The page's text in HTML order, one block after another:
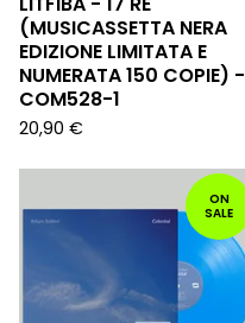
(MUSICASSETTA NERA
EDIZIONE LIMITATA E
NUMERATA 150 COPIE) -
COM528-1
20,90 €
ON
SALE